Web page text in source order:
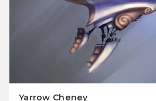
Yarrow Cheney